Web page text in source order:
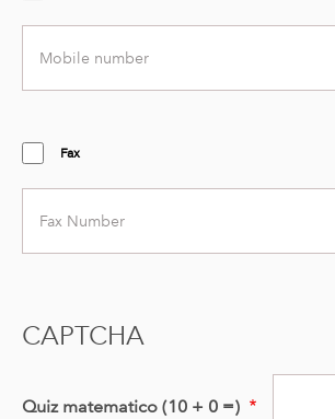
Mobile
Fax
Fax
CAPTCHA
Quiz matematico (10 + 0 =)